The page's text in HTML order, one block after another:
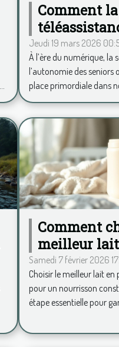
Comment la
mobile
quotidien
seniors ?
Jeudi 19 mars 2026
À l’ère du numérique, la
l’autonomie des seniors
place primordiale dans
Comment
meilleur
poudre bio
votre bébé?
Samedi 7 février 2026
Choisir le meilleur lait en
pour un nourrisson
étape essentielle pour